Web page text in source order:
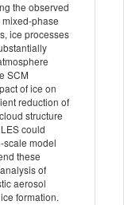
the observed
phase
ice processes
SCM
of ice on
reduction of
structure
could
scale model
these
of
aerosol
formation.